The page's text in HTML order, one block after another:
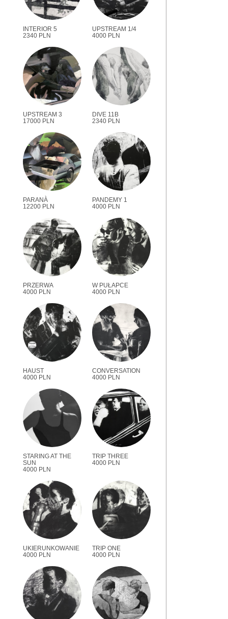
INTERIOR 5
2340 PLN
UPSTREAM 1/4
4000 PLN
UPSTREAM 3
17000 PLN
DIVE 11B
2340 PLN
PARANÀ
12200 PLN
PANDEMY 1
4000 PLN
PRZERWA
4000 PLN
W PUŁAPCE
4000 PLN
HAUST
4000 PLN
CONVERSATION
4000 PLN
STARING AT THE
SUN
4000 PLN
TRIP THREE
4000 PLN
UKIERUNKOWANIE
4000 PLN
TRIP ONE
4000 PLN